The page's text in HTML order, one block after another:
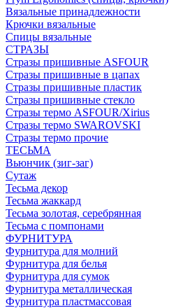
Вязальные принадлежности
Крючки вязальные
Спицы вязальные
СТРАЗЫ
Стразы пришивные ASFOUR
Стразы пришивные в цапах
Стразы пришивные пластик
Стразы пришивные стекло
Стразы термо ASFOUR/Xirius
Стразы термо SWAROVSKI
Стразы термо прочие
ТЕСЬМА
Вьюнчик (зиг-заг)
Сутаж
Тесьма декор
Тесьма жаккард
Тесьма золотая, серебрянная
Тесьма с помпонами
ФУРНИТУРА
Фурнитура для молний
Фурнитура для белья
Фурнитура для сумок
Фурнитура металлическая
Фурнитура пластмассовая